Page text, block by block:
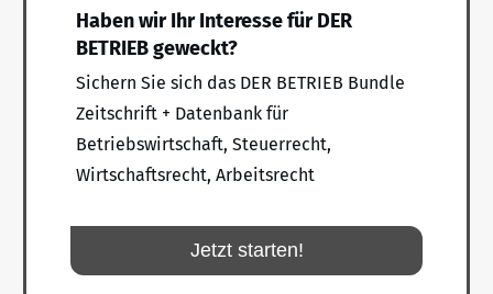
Haben wir Ihr Interesse für DER
BETRIEB geweckt?
Sichern Sie sich das DER BETRIEB Bundle
Zeitschrift + Datenbank für
Betriebswirtschaft, Steuerrecht,
Wirtschaftsrecht, Arbeitsrecht
Jetzt starten!